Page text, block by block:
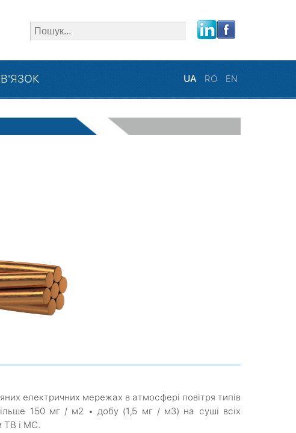
UA RO EN
електричних мережах в атмосфері повітря типів
150 мг / м2 • добу (1,5 мг / м3) на суші всіх
ТВ і МС.
close